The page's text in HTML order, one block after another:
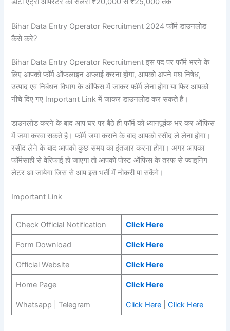
Bihar Data Entry Operator Recruitment 2024 फॉर्म डाउनलोड
कैसे करे?
Bihar Data Entry Operator Recruitment इस पद पर फॉर्म भरने के
लिए आपको फॉर्म ऑफलाइन अप्लाई करना होगा, आपको अपने मघ निषेध,
उत्पाद एव निबंधन विभाग के ऑफिस में जाकर फॉर्म लेना होगा या फिर आपको
नीचे दिए गए Important Link में जाकर डाउनलोड कर सकते है।
डाउनलोड करने के बाद आप घर पर बैठे ही फॉर्म को ध्यानपूर्वक भर कर ऑफिस
में जमा करवा सकते है। फॉर्म जमा कराने के बाद आपको रसीद ले लेना होगा।
रसीद लेने के बाद आपको कुछ समय का इंतजार करना होगा। अगर आपका
फॉर्मसाही से वेरिफाई हो जाएगा तो आपको पोस्ट ऑफिस के तरफ से ज्वाइनिंग
लेटर आ जायेगा जिस से आप इस भर्ती में नोकरी पा सकेंगे।
Important Link
Check Official Notification Click Here
Form Download Click Here
Official Website Click Here
Home Page Click Here
Whatsapp | Telegram Click Here| Click Here